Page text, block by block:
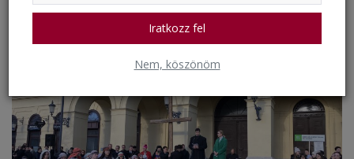
Iratkozz fel
Nem, köszönöm
bkkigh Május 10, 2024 1697